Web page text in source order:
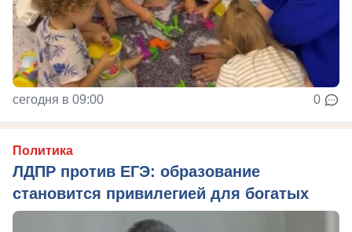
сегодня в 09:00 0
Политика
ЛДПР против ЕГЭ: образование
становится привилегией для богатых